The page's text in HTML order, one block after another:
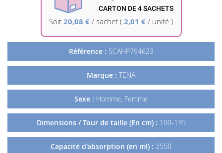
CARTON DE 4 SACHETS
Soit 20,08 € / sachet ( 2,01 € / unité )
Référence : SCAHP794623
Marque : TENA
Sexe : Homme, Femme
Dimensions / Tour de taille (En cm) : 100-135
Capacité d'absorption (en ml) : 2550